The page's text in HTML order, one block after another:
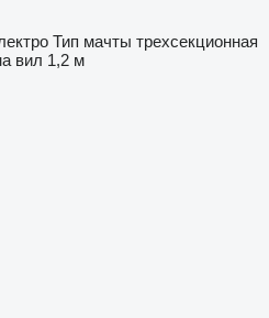
Тип мачты трехсекционная
вил 1,2 м